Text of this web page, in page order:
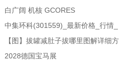
力大湾区交通建设！
白广阔 机核 GCORES
中集环科(301559)_最新价格_行情_
走势图—东方财富网
【图】拔罐减肚子拔哪里图解详细方
位一看就会
2028德国宝马展